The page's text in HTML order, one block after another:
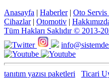
Anasayfa | Haberler| Oto
Cihazlar| Otomotiv |
Tüm Hakları Saklıdır © 2013-
tanıtım yazısı paketleri Ticari